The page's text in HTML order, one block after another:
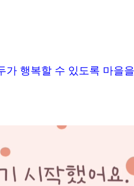
가 행복할 수 있도록 마을